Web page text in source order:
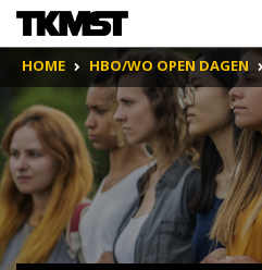
HOME HBO/WO OPEN DAGEN